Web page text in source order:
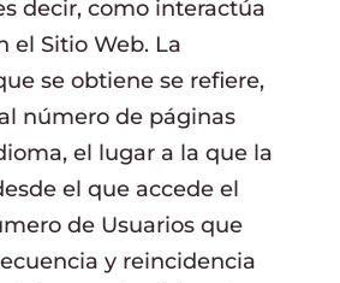
decir, como interactúa
el Sitio Web. La
se obtiene se refiere,
número de páginas
el lugar a la que la
el que accede el
de Usuarios que
y reincidencia